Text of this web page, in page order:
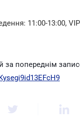
11:00-13:00,
за попереднім